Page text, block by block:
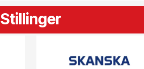
Stillinger